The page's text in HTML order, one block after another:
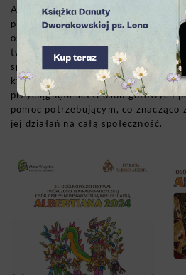
Artystycznej w Lubiatowie. Miejsca
profesjonalną opiekę
osób z niepełnosprawnościami,
twórczej, rehabilitacji oraz
społecznych. Anna Dymna jest
którzy współpracują z jej fundacją.
przyciągnęła setki osób gotowych
pomoc potrzebującym, co znacząco
jej działań na całą społeczność.